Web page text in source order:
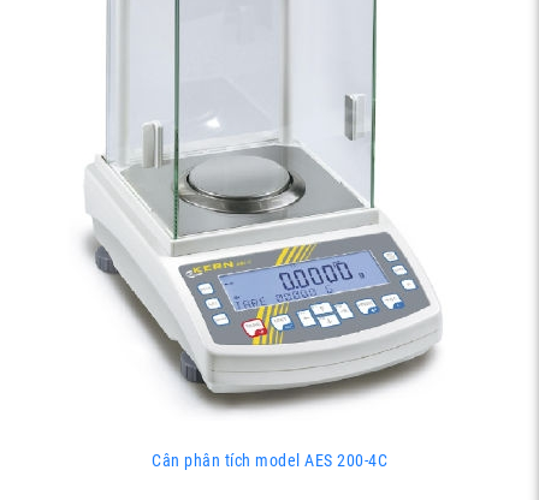
Cân phân tích model AES 200-4C